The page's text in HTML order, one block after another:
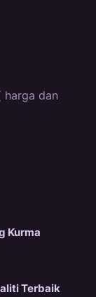
harga dan
Kurma
Terbaik